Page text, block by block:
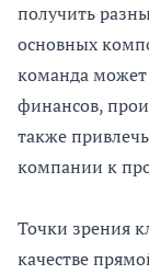
получить
основных
команда
финансов,
также
компании к
Точки зрения
качестве